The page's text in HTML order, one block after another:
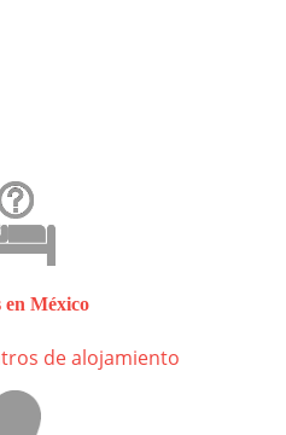
en México
de alojamiento